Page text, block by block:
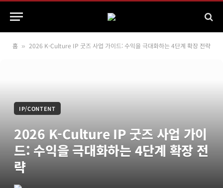
홈 » 2026 K-Culture IP 굿즈 사업 가이드: 수익을 극대화하는 4단계 확장 전략
IP/CONTENT
2026 K-Culture IP 굿즈 사업 가이
드: 수익을 극대화하는 4단계 확장 전
략